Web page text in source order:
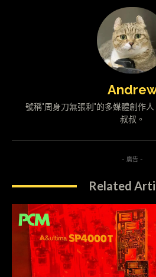
號稱"周身刀無張利"的多媒體創作
叔叔。
- 廣告 -
Related